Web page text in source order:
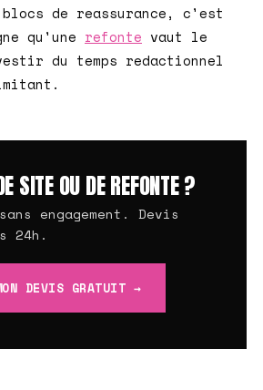
de reassurance, c'est
qu'une refonte vaut le
du temps redactionnel
SITE OU DE REFONTE ?
engagement. Devis
24h.
DEVIS GRATUIT →